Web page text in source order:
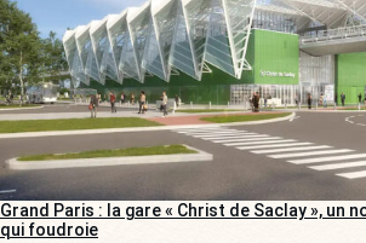
Grand Paris : la gare « Christ de Saclay », un
qui foudroie